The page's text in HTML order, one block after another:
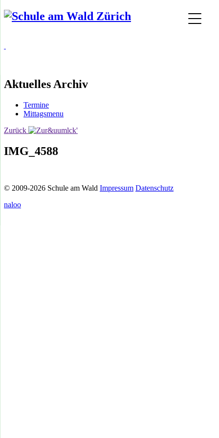
Aktuelles Archiv
Termine
Mittagsmenu
Zurück
IMG_4588
© 2009-2026 Schule am Wald Impressum Datenschutz
naloo